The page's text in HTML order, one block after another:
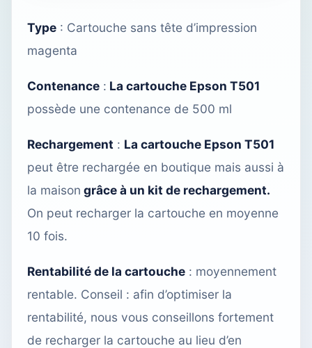
Type : Cartouche sans tête d’impression
magenta
Contenance : La cartouche Epson T501
possède une contenance de 500 ml
Rechargement : La cartouche Epson T501
peut être rechargée en boutique mais aussi à
la maison grâce à un kit de rechargement.
On peut recharger la cartouche en moyenne
10 fois.
Rentabilité de la cartouche : moyennement
rentable. Conseil : afin d’optimiser la
rentabilité, nous vous conseillons fortement
de recharger la cartouche au lieu d’en